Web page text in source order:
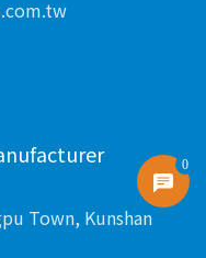
Town, Kunshan
0